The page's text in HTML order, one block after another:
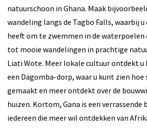
natuurschoon in Ghana. Maak
wandeling langs de Tagbo Falls, waarbij
heeft om te zwemmen in de waterpoelen
tot mooie wandelingen in prachtige
Liati Wote. Meer lokale cultuur ontdekt u
een Dagomba-dorp, waar u kunt zien
gemaakt en meer ontdekt over de
huizen. Kortom, Gana is een
iedereen die meer wil ontdekken van